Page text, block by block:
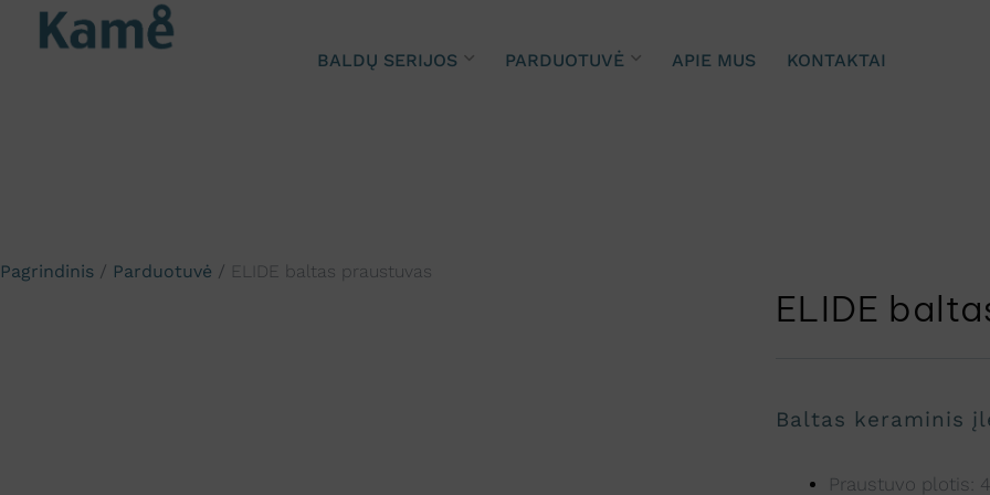
BALDŲ SERIJOS PARDUOTUVĖ APIE MUS KONTAKTAI
Pagrindinis / Parduotuvė / ELIDE baltas praustuvas
ELIDE
Baltas keraminis
Praustuvo plotis: